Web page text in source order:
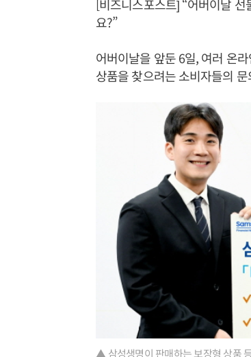
[비즈니스포스트] “어버이날
요?”
어버이날을 앞둔 6일, 여러 온
상품을 찾으려는 소비자들의
▲ 삼성생명이 판매하는 보장형 상품